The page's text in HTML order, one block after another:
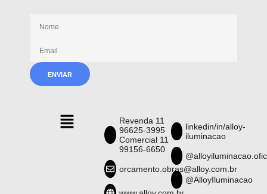
Revenda 11
96625-3995
Comercial 11
99156-6650
orcamento.obras@alloy.com.br
linkedin/in/alloy-
iluminacao
@AlloyIluminacao